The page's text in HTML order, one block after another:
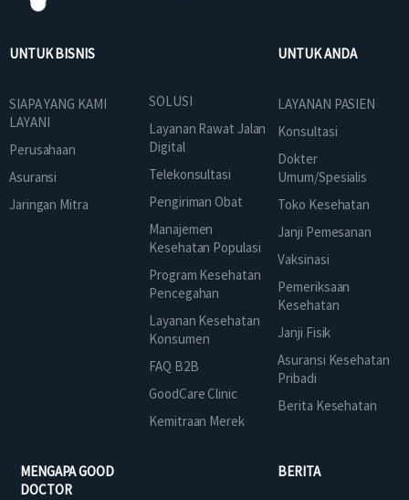
UNTUK BISNIS
SIAPA YANG KAMI
LAYANI
Perusahaan
Asuransi
Jaringan Mitra
SOLUSI
Layanan Rawat Jalan
Digital
Telekonsultasi
Pengiriman Obat
Manajemen
Kesehatan Populasi
Program Kesehatan
Pencegahan
Layanan Kesehatan
Konsumen
FAQ B2B
GoodCare Clinic
Kemitraan Merek
UNTUK ANDA
LAYANAN PASIEN
Konsultasi
Dokter
Umum/Spesialis
Toko Kesehatan
Janji Pemesanan
Vaksinasi
Pemeriksaan
Kesehatan
Janji Fisik
Asuransi Kesehatan
Pribadi
Berita Kesehatan
MENGAPA GOOD
DOCTOR
BERITA